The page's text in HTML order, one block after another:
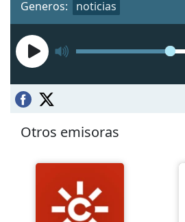
Generos: noticias
Otros emisoras